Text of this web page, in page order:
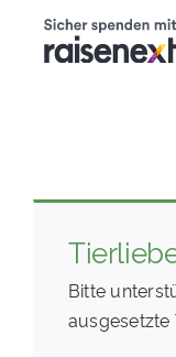
Bitte
ausgesetzte